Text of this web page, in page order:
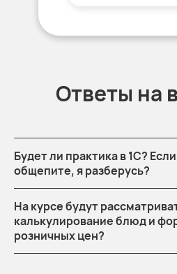
Ответы на
Будет ли практика в 1С?
общепите, я разберусь?
На курсе будут
калькулирование блюд и
розничных цен?